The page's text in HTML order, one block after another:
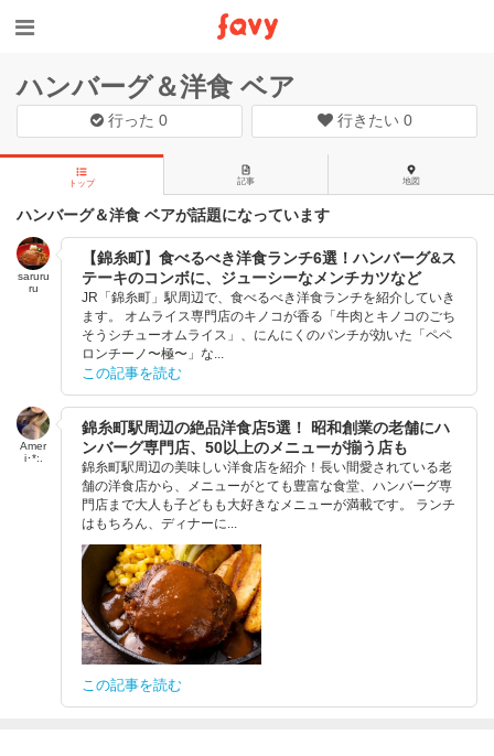
ハンバーグ＆洋食 ベア
行った0 行きたい 0
トップ 記事 地図
ハンバーグ＆洋食 ベアが話題になっています
saruru
ru
【錦糸町】食べるべき洋食ランチ6選！ハンバーグ&ス
テーキのコンボに、ジューシーなメンチカツなど
JR「錦糸町」駅周辺で、食べるべき洋食ランチを紹介していき
ます。 オムライス専門店のキノコが香る「牛肉とキノコのごち
そうシチューオムライス」、にんにくのパンチが効いた「ペペ
ロンチーノ〜極〜」な...
この記事を読む
Amer
i･*:.
錦糸町駅周辺の絶品洋食店5選！ 昭和創業の老舗にハ
ンバーグ専門店、50以上のメニューが揃う店も
錦糸町駅周辺の美味しい洋食店を紹介！長い間愛されている老
舗の洋食店から、メニューがとても豊富な食堂、ハンバーグ専
門店まで大人も子どもも大好きなメニューが満載です。 ランチ
はもちろん、ディナーに...
この記事を読む